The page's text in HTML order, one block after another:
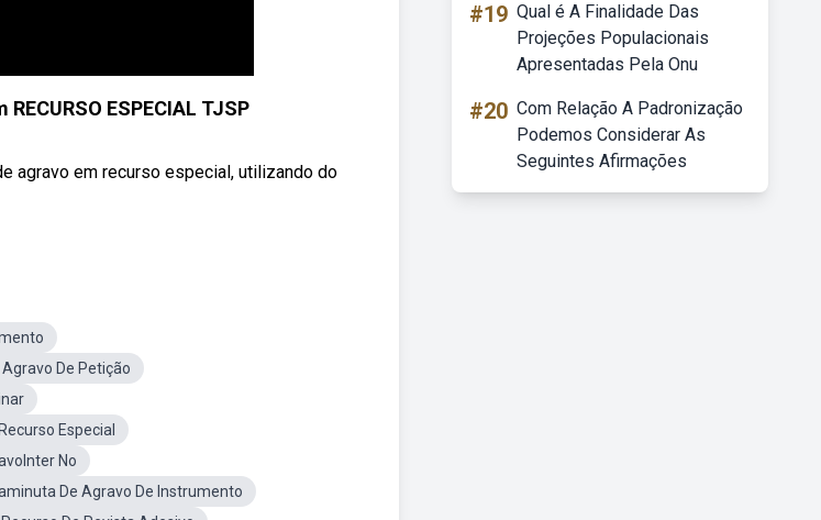
ESPECIAL TJSP
agravo em recurso especial, utilizando do
De Petição
Especial
No
De Agravo De Instrumento
#19 Qual é A Finalidade Das
Projeções Populacionais
Apresentadas Pela Onu
#20 Com Relação A Padronização
Podemos Considerar As
Seguintes Afirmações